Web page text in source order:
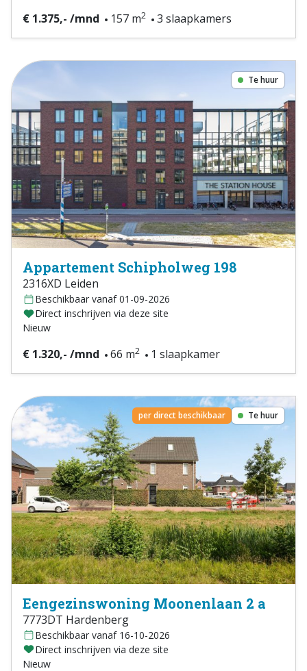
€ 1.375,- /mnd 157 m2 3 slaapkamers
Te huur
Appartement Schipholweg 198
2316XD Leiden
Beschikbaar vanaf 01-09-2026
Direct inschrijven via deze site
Nieuw
€ 1.320,- /mnd 66 m2 1 slaapkamer
per direct beschikbaar Te huur
Eengezinswoning Moonenlaan 2 a
7773DT Hardenberg
Beschikbaar vanaf 16-10-2026
Direct inschrijven via deze site
Nieuw